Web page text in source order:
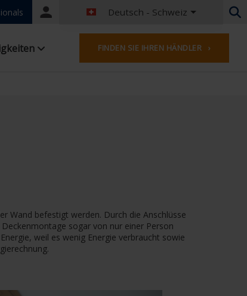
Portal
Deutsch - Schweiz
Niederländisch - Belgien
Französisch - Belgien
Niederländisch - Niederlande
Ungarisch - Ungarn
Italienisch - Italien
Polnisch - Polen
FINDEN SIE IHREN HÄNDLER ›
Wand befestigt werden. Durch die Anschlüsse
sogar von nur einer Person
weil es wenig Energie verbraucht sowie